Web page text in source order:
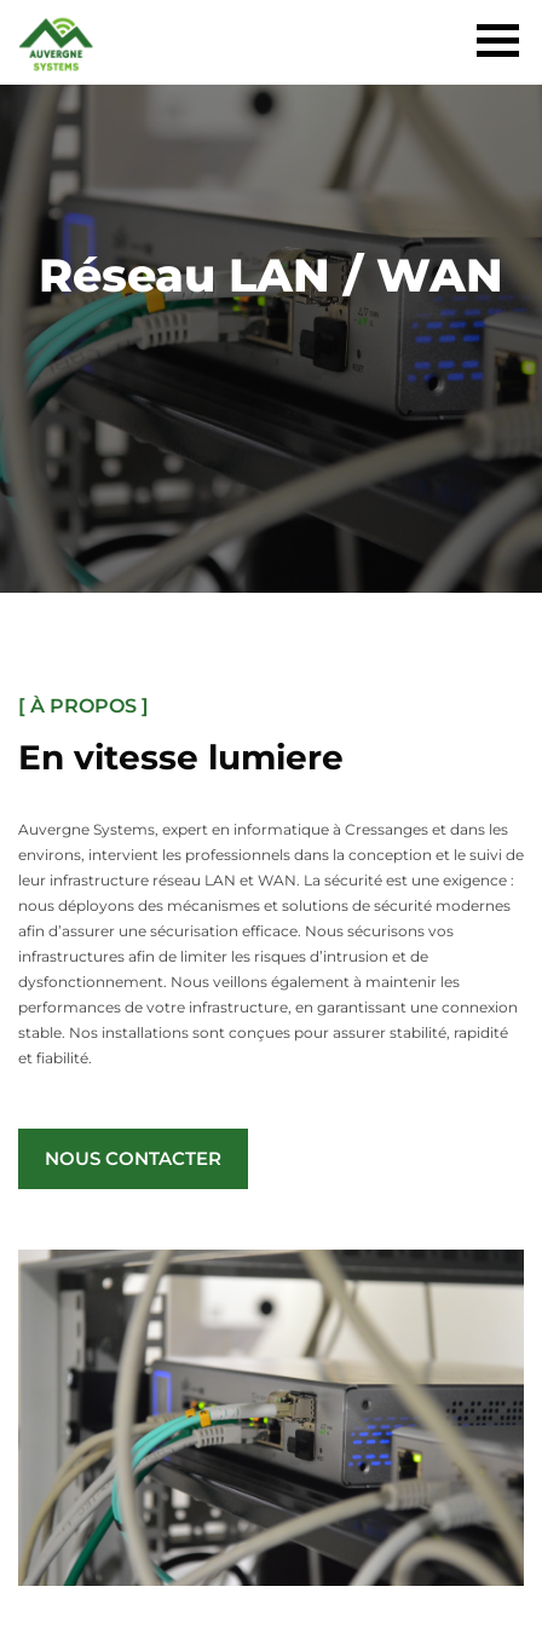
Réseau LAN / WAN
[ À PROPOS ]
En vitesse lumiere
Auvergne Systems, expert en informatique à Cressanges et dans les
environs, intervient les professionnels dans la conception et le suivi de
leur infrastructure réseau LAN et WAN. La sécurité est une exigence :
nous déployons des mécanismes et solutions de sécurité modernes
afin d’assurer une sécurisation efficace. Nous sécurisons vos
infrastructures afin de limiter les risques d’intrusion et de
dysfonctionnement. Nous veillons également à maintenir les
performances de votre infrastructure, en garantissant une connexion
stable. Nos installations sont conçues pour assurer stabilité, rapidité
et fiabilité.
NOUS CONTACTER